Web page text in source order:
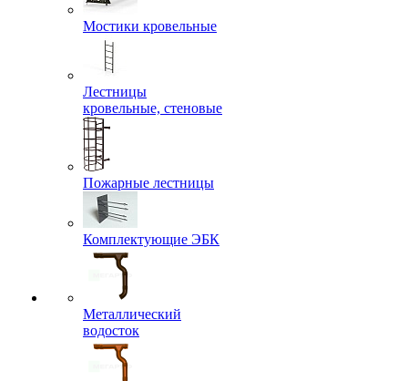
Мостики кровельные
Лестницы
кровельные, стеновые
Пожарные лестницы
Комплектующие ЭБК
Металлический
водосток